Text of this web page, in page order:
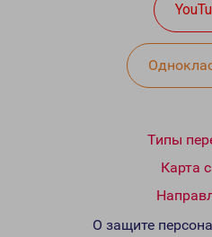
Типы
Карта
О защите